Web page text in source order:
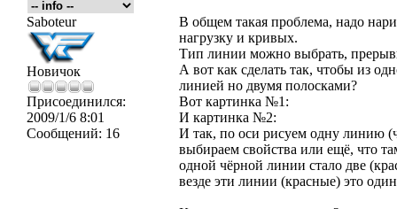
Saboteur
Новичок
Присоединился:
2009/1/6 8:01
Сообщений: 16
В общем такая проблема, надо
нагрузку и кривых.
Тип линии можно выбрать,
А вот как сделать так, чтобы из
линией но двумя полосками?
Вот картинка №1:
И картинка №2:
И так, по оси рисуем одну линию
выбираем свойства или ещё, что
одной чёрной линии стало две
везде эти линии (красные) это